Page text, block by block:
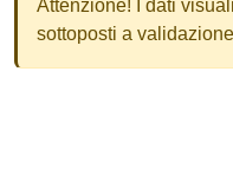
Attenzione! I dati
sottoposti a